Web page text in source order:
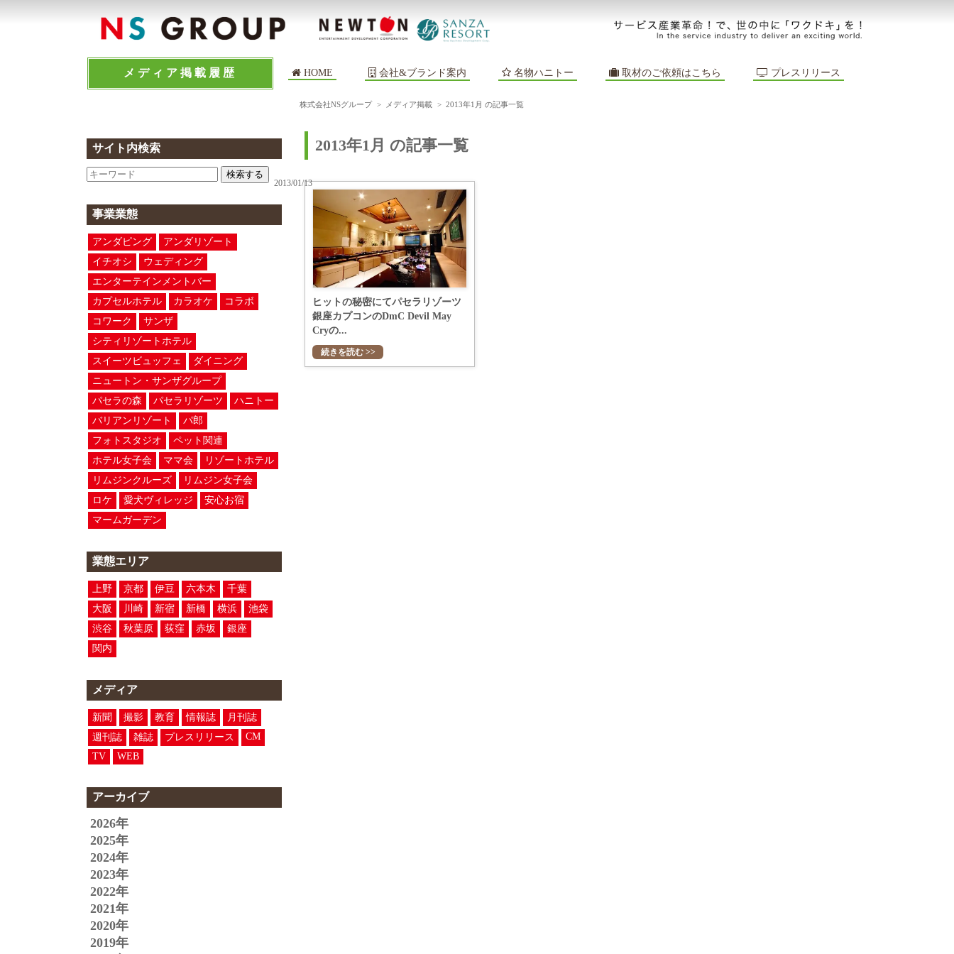
メディア掲載履歴 HOME 会社&ブランド案内 名物ハニトー 取材のご依頼はこちら プレスリリース
株式会社NSグループ > メディア掲載 > 2013年1月 の記事一覧
サイト内検索
検索する
事業業態
アンダピング
アンダリゾート
イチオシ
ウェディング
エンターテインメントバー
カプセルホテル
カラオケ
コラボ
コワーク
サンザ
シティリゾートホテル
スイーツビュッフェ
ダイニング
ニュートン・サンザグループ
パセラの森
パセラリゾーツ
ハニトー
バリアンリゾート
パ郎
フォトスタジオ
ペット関連
ホテル女子会
ママ会
リゾートホテル
リムジンクルーズ
リムジン女子会
ロケ
愛犬ヴィレッジ
安心お宿
マームガーデン
業態エリア
上野 京都 伊豆 六本木
千葉
大阪
川崎 新宿 新橋 横浜
池袋
渋谷
秋葉原 荻窪 赤坂
銀座
関内
メディア
新聞 撮影 教育 情報誌
月刊誌
週刊誌
雑誌 プレスリリース
CM
TV
WEB
アーカイブ
2026年
2025年
2024年
2023年
2022年
2021年
2020年
2019年
2013年1月 の記事一覧
ヒットの秘密にてパセラリゾーツ
銀座カプコンのDmC Devil May
Cryの...
2013/01/13
続きを読む >>